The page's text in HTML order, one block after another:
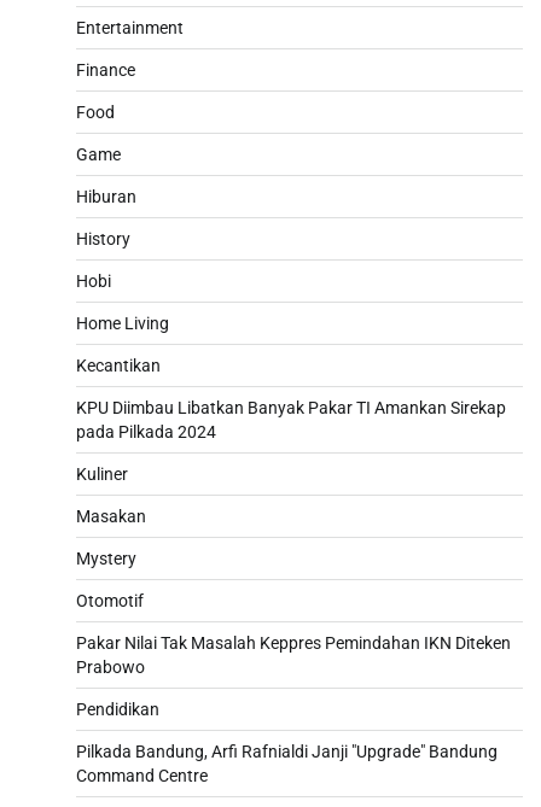
Entertainment
Finance
Food
Game
Hiburan
History
Hobi
Home Living
Kecantikan
KPU Diimbau Libatkan Banyak Pakar TI Amankan Sirekap
pada Pilkada 2024
Kuliner
Masakan
Mystery
Otomotif
Pakar Nilai Tak Masalah Keppres Pemindahan IKN Diteken
Prabowo
Pendidikan
Pilkada Bandung, Arfi Rafnialdi Janji "Upgrade" Bandung
Command Centre